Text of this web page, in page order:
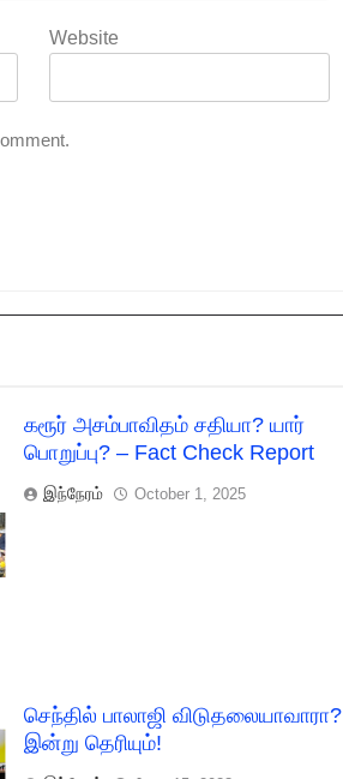
Website
கரூர் அசம்பாவிதம் சதியா? யார்
பொறுப்பு? – Fact Check Report
இந்நேரம் October 1, 2025
செந்தில் பாலாஜி விடுதலையாவாரா?
இன்று தெரியும்!